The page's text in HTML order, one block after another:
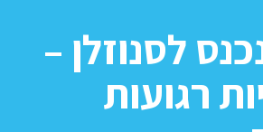
לסנוזלן –
רגועות